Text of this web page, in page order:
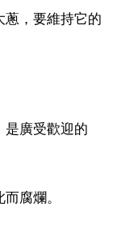
蔥，要維持它的
是廣受歡迎的
腐爛。